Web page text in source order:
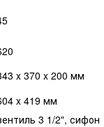
x 370 x 200 мм
x 419 мм
3 1/2", сифон